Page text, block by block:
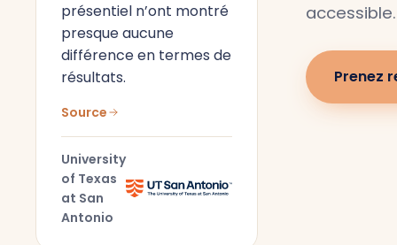
présentiel n’ont montré
presque aucune
différence en termes de
résultats.
Source
University
of Texas
at San
Antonio
accessible.
Prenez